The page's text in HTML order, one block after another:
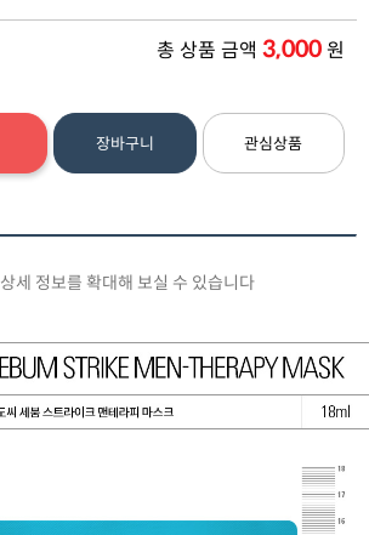
총 상품 금액 3,000원
장바구니 관심상품
상세 정보를 확대해 보실 수 있습니다